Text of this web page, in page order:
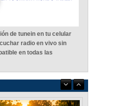
de tunein en tu celular
radio en vivo sin
en todas las